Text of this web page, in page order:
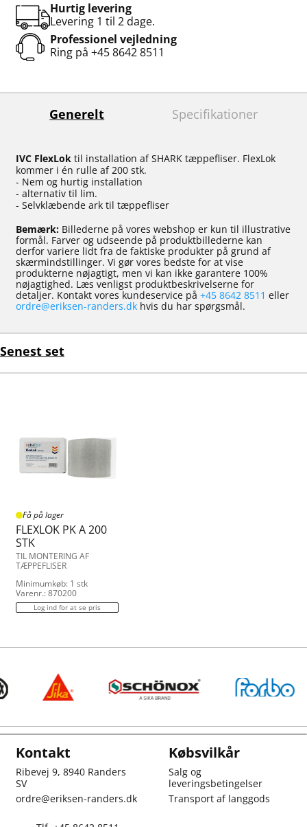
Hurtig levering
Levering 1 til 2 dage.
Professionel vejledning
Ring på +45 8642 8511
Generelt Specifikationer
IVC FlexLok til installation af SHARK tæppefliser. FlexLok
kommer i én rulle af 200 stk.
- Nem og hurtig installation
- alternativ til lim.
- Selvklæbende ark til tæppefliser
Bemærk: Billederne på vores webshop er kun til illustrative
formål. Farver og udseende på produktbillederne kan
derfor variere lidt fra de faktiske produkter på grund af
skærmindstillinger. Vi gør vores bedste for at vise
produkterne nøjagtigt, men vi kan ikke garantere 100%
nøjagtighed. Læs venligst produktbeskrivelserne for
detaljer. Kontakt vores kundeservice på +45 8642 8511 eller
ordre@eriksen-randers.dk hvis du har spørgsmål.
Senest set
Få på lager
FLEXLOK PK A 200
STK
TIL MONTERING AF
TÆPPEFLISER
Minimumkøb: 1 stk
Varenr.: 870200
Log ind for at se pris
Kontakt
Ribevej 9, 8940 Randers
SV
ordre@eriksen-randers.dk
Købsvilkår
Salg og
leveringsbetingelser
Transport af langgods